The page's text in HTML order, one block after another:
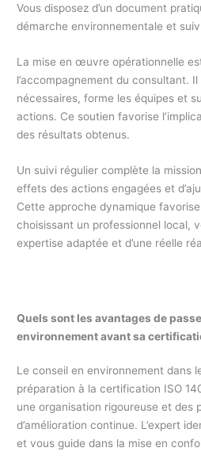
Vous disposez d’un document
démarche environnementale et
La mise en œuvre opérationnelle
l’accompagnement du consultant.
nécessaires, forme les équipes et
actions. Ce soutien favorise
des résultats obtenus.
Un suivi régulier complète la
effets des actions engagées et
Cette approche dynamique
choisissant un professionnel local,
expertise adaptée et d’une réelle
Quels sont les avantages de
environnement avant sa
Le conseil en environnement dans
préparation à la certification ISO
une organisation rigoureuse et des
d’amélioration continue. L’expert
et vous guide dans la mise en